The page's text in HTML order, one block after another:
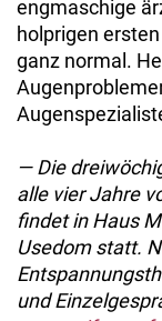
engmaschige
holprigen
ganz normal.
— Die
alle vier Jahre
findet in Haus
Usedom statt.
und